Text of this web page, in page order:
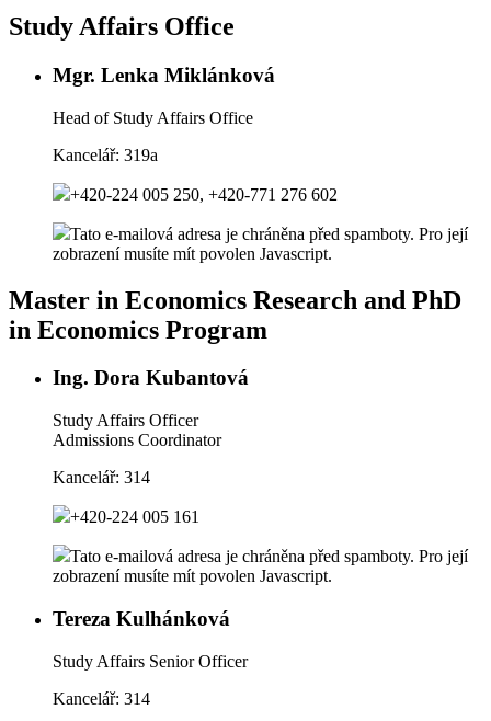
Study Affairs Office
Mgr. Lenka Miklánková
Head of Study Affairs Office
Kancelář: 319a
+420-224 005 250, +420-771 276 602
Tato e-mailová adresa je chráněna před spamboty. Pro její
zobrazení musíte mít povolen Javascript.
Master in Economics Research and PhD
in Economics Program
Ing. Dora Kubantová
Study Affairs Officer
Admissions Coordinator
Kancelář: 314
+420-224 005 161
Tato e-mailová adresa je chráněna před spamboty. Pro její
zobrazení musíte mít povolen Javascript.
Tereza Kulhánková
Study Affairs Senior Officer
Kancelář: 314